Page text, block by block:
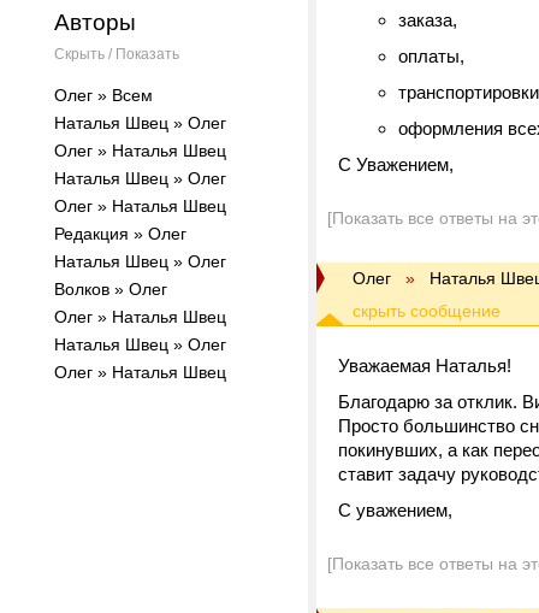
Авторы
Скрыть / Показать
Олег » Всем
Наталья Швец » Олег
Олег » Наталья Швец
Наталья Швец » Олег
Олег » Наталья Швец
Редакция » Олег
Наталья Швец » Олег
Волков » Олег
Олег » Наталья Швец
Наталья Швец » Олег
Олег » Наталья Швец
заказа,
оплаты,
оформления
С Уважением,
[Показать все ответы на
Олег » Наталья
Уважаемая Наталья!
Благодарю за отклик.
Просто большинство
покинувших, а как
ставит задачу
С уважением,
[Показать все ответы на